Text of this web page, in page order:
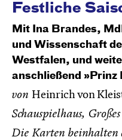
Festliche
Mit Ina Brandes,
und Wissenschaft
Westfalen, und
anschließend »Prinz
von Heinrich von
Schauspielhaus,
Die Karten beinhalten